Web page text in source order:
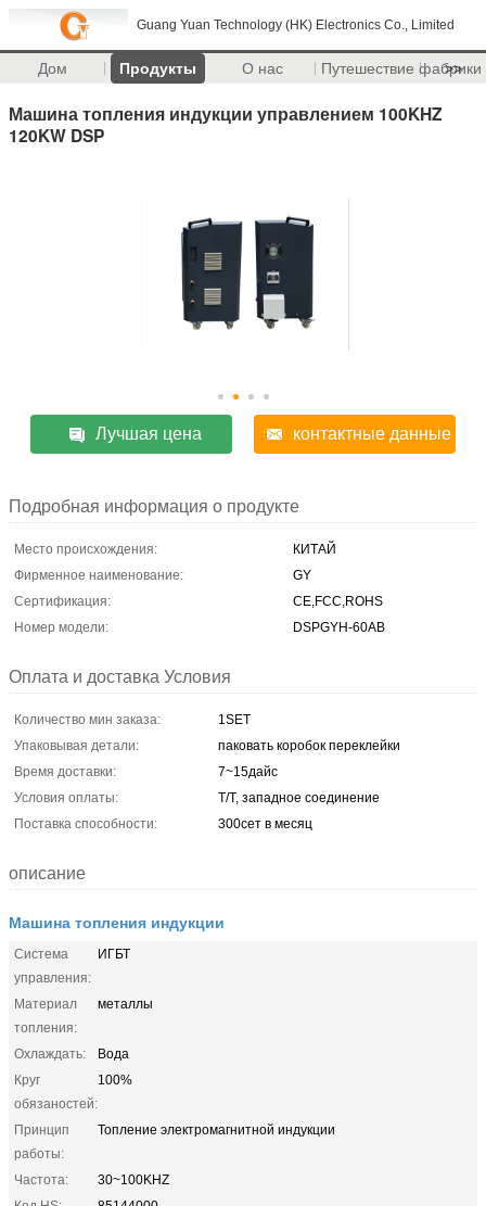
Guang Yuan Technology (HK) Electronics Co., Limited
Дом Продукты О нас Путешествие фабрики
>>
Машина топления индукции управлением 100KHZ
120KW DSP
Лучшая цена контактные данные
Подробная информация о продукте
Место происхождения:
КИТАЙ
Фирменное наименование:
GY
Сертификация:
CE,FCC,ROHS
Номер модели:
DSPGYH-60AB
Оплата и доставка Условия
Количество мин заказа:
1SET
Упаковывая детали:
паковать коробок переклейки
Время доставки:
7~15дайс
Условия оплаты:
T/T, западное соединение
Поставка способности:
300сет в месяц
описание
Машина топления индукции
Система
управления:
ИГБТ
Материал
топления:
металлы
Охлаждать:
Вода
Круг
обязаностей:
100%
Принцип
работы:
Топление электромагнитной индукции
Частота:
30~100KHZ